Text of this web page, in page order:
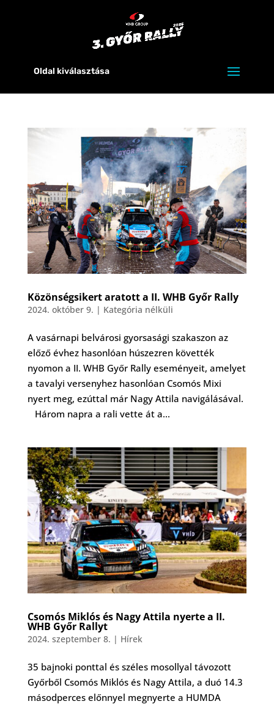
Oldal kiválasztása
Közönségsikert aratott a II. WHB Győr Rally
2024. október 9. | Kategória nélküli
A vasárnapi belvárosi gyorsasági szakaszon az
előző évhez hasonlóan húszezren követték
nyomon a II. WHB Győr Rally eseményeit, amelyet
a tavalyi versenyhez hasonlóan Csomós Mixi
nyert meg, ezúttal már Nagy Attila navigálásával.
Három napra a rali vette át a...
Csomós Miklós és Nagy Attila nyerte a II.
WHB Győr Rallyt
2024. szeptember 8. | Hírek
35 bajnoki ponttal és széles mosollyal távozott
Győrből Csomós Miklós és Nagy Attila, a duó 14.3
másodperces előnnyel megnyerte a HUMDA